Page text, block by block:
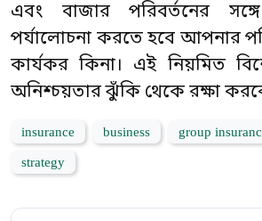
এবং বাজার পরিবর্তনের
পর্যালোচনা করতে হবে আপনার
কার্যকর কিনা। এই নিয়মিত
অনিশ্চয়তার ঝুঁকি থেকে রক্ষা
insurance business group
strategy